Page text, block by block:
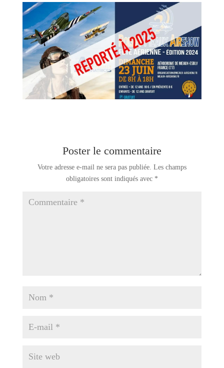
Poster le commentaire
Votre adresse e-mail ne sera pas publiée. Les champs
obligatoires sont indiqués avec *